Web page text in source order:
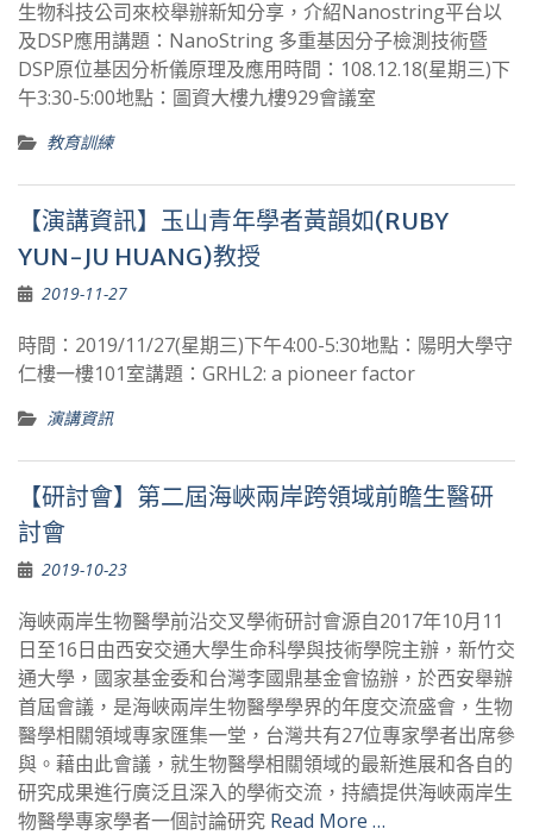
生物科技公司來校舉辦新知分享，介紹Nanostring平台以
及DSP應用講題：NanoString 多重基因分子檢測技術暨
DSP原位基因分析儀原理及應用時間：108.12.18(星期三)下
午3:30-5:00地點：圖資大樓九樓929會議室
教育訓練
【演講資訊】玉山青年學者黃韻如(RUBY
YUN-JU HUANG)教授
2019-11-27
時間：2019/11/27(星期三)下午4:00-5:30地點：陽明大學守
仁樓一樓101室講題：GRHL2: a pioneer factor
演講資訊
【研討會】第二屆海峽兩岸跨領域前瞻生醫研
討會
2019-10-23
海峽兩岸生物醫學前沿交叉學術研討會源自2017年10月11
日至16日由西安交通大學生命科學與技術學院主辦，新竹交
通大學，國家基金委和台灣李國鼎基金會協辦，於西安舉辦
首屆會議，是海峽兩岸生物醫學學界的年度交流盛會，生物
醫學相關領域專家匯集一堂，台灣共有27位專家學者出席參
與。藉由此會議，就生物醫學相關領域的最新進展和各自的
研究成果進行廣泛且深入的學術交流，持續提供海峽兩岸生
物醫學專家學者一個討論研究 Read More …